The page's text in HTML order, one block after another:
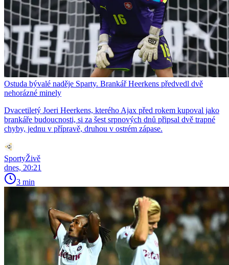
Ostuda bývalé naděje Sparty. Brankář Heerkens předvedl dvě
nehorázné minely
Dvacetiletý Joeri Heerkens, kterého Ajax před rokem kupoval jako
brankáře budoucnosti, si za šest srpnových dnů připsal dvě trapné
chyby, jednu v přípravě, druhou v ostrém zápase.
SportyŽivě
dnes, 20:21
3 min